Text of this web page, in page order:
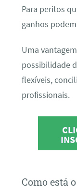
Para peritos
ganhos
Uma
possibilidade
flexíveis,
profissionais.
Como está